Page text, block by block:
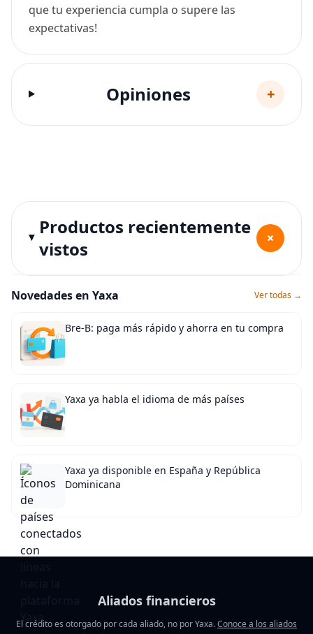
que tu experiencia cumpla o supere las
expectativas!
Opiniones +
Productos recientemente
vistos
+
Novedades en Yaxa Ver todas →
Bre-B: paga más rápido y ahorra en tu compra
Yaxa ya habla el idioma de más países
Yaxa ya disponible en España y República
Dominicana
Aliados financieros
El crédito es otorgado por cada aliado, no por Yaxa.Conoce a los aliados